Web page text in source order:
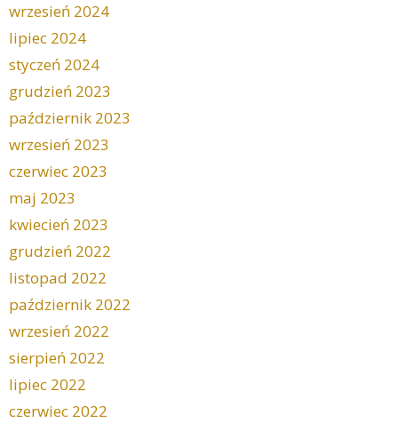
wrzesień 2024
lipiec 2024
styczeń 2024
grudzień 2023
październik 2023
wrzesień 2023
czerwiec 2023
maj 2023
kwiecień 2023
grudzień 2022
listopad 2022
październik 2022
wrzesień 2022
sierpień 2022
lipiec 2022
czerwiec 2022